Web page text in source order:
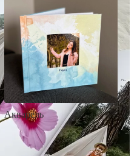
Акварель
• Декор в стиле
акварельных красок